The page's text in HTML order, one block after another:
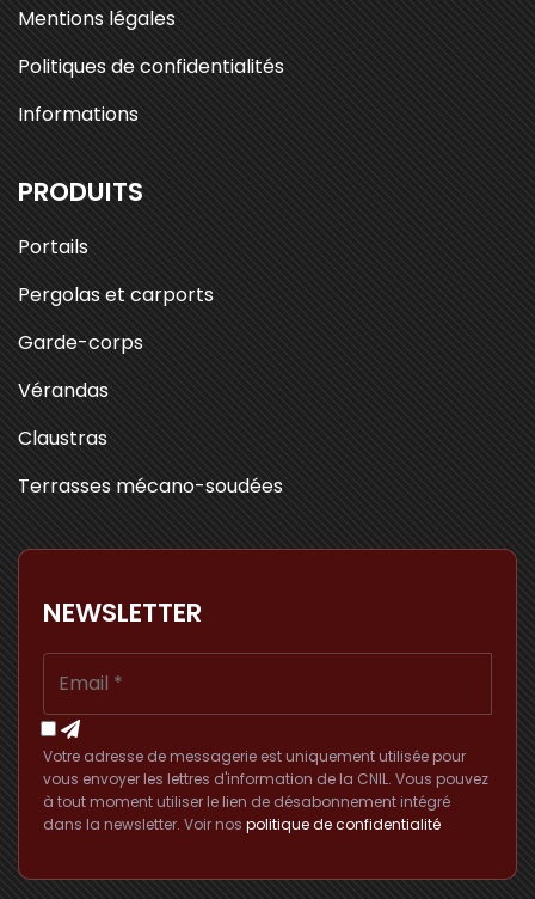
Mentions légales
Politiques de confidentialités
Informations
PRODUITS
Portails
Pergolas et carports
Garde-corps
Vérandas
Claustras
Terrasses mécano-soudées
NEWSLETTER
Votre adresse de messagerie est uniquement utilisée pour
vous envoyer les lettres d'information de la CNIL. Vous pouvez
à tout moment utiliser le lien de désabonnement intégré
dans la newsletter. Voir nos politique de confidentialité